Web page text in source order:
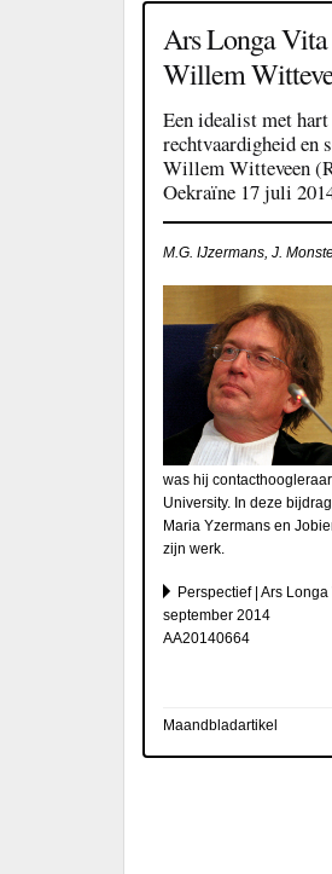
Ars Longa
Willem
Een idealist met
rechtvaardigheid en
Willem Witteveen
Oekraïne 17 juli
M.G. IJzermans, J.
was hij
University. In deze
Maria Yzermans en
zijn werk.
Perspectief | Ars
september 2014
AA20140664
Maandbladartikel